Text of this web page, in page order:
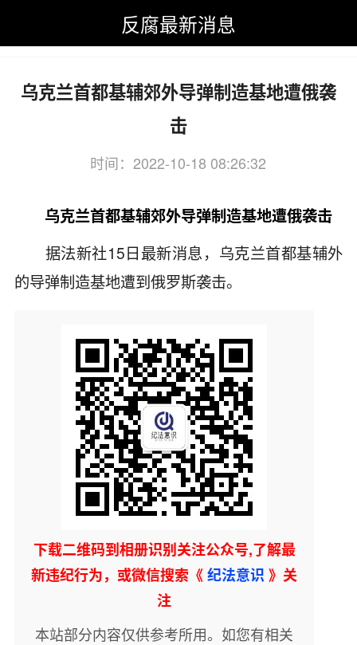
反腐最新消息
今日热点新闻事件
乌方
乌克兰首都基辅郊外导弹制造基地遭俄袭
击
时间：2022-10-18 08:26:32
关键词：乌克兰,首都,基辅,郊外
乌克兰首都基辅郊外导弹制造基地遭俄袭击
据法新社15日最新消息，乌克兰首都基辅外
的导弹制造基地遭到俄罗斯袭击。
下载二维码到相册识别关注公众号,了解最
新违纪行为，或微信搜索《纪法意识 》关
注
本站部分内容仅供参考所用。如您有相关